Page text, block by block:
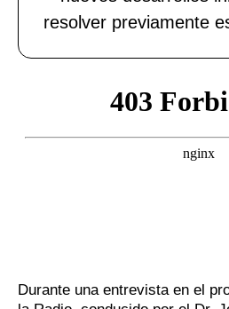
resolver previamente
Durante una entrevista en el